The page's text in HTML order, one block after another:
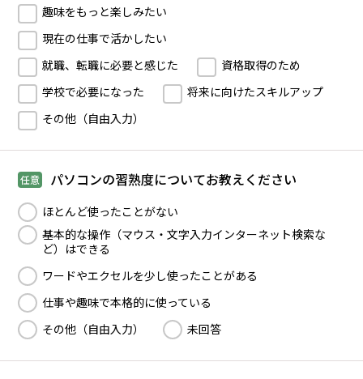
趣味をもっと楽しみたい
現在の仕事で活かしたい
就職、転職に必要と感じた
資格取得のため
学校で必要になった
将来に向けたスキルアップ
その他（自由入力）
任意 パソコンの習熟度についてお教えください
ほとんど使ったことがない
基本的な操作（マウス・文字入力インターネット検索な
ど）はできる
ワードやエクセルを少し使ったことがある
仕事や趣味で本格的に使っている
その他（自由入力）
未回答